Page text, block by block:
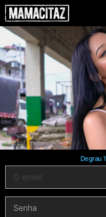
Degrau 1